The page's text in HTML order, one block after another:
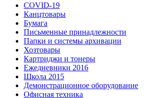
COVID-19
Канцтовары
Бумага
Письменные принадлежности
Папки и системы архивации
Хозтовары
Картриджи и тонеры
Ежедневники 2016
Школа 2015
Демонстрационное оборудование
Офисная техника